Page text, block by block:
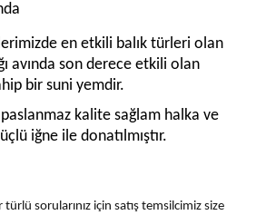
en etkili balık türleri olan
avında son derece etkili olan
bir suni yemdir.
kalite sağlam halka ve
iğne ile donatılmıştır.
sorularınız için satış temsilcimiz size